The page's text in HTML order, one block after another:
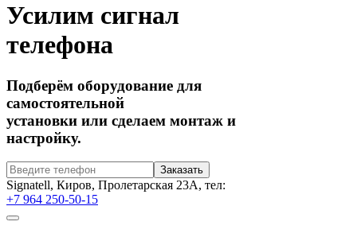
Усилим сигнал
телефона
Подберём оборудование для
самостоятельной
установки или сделаем монтаж и
настройку.
Signatell, Киров, Пролетарская 23А, тел:
+7 964 250-50-15